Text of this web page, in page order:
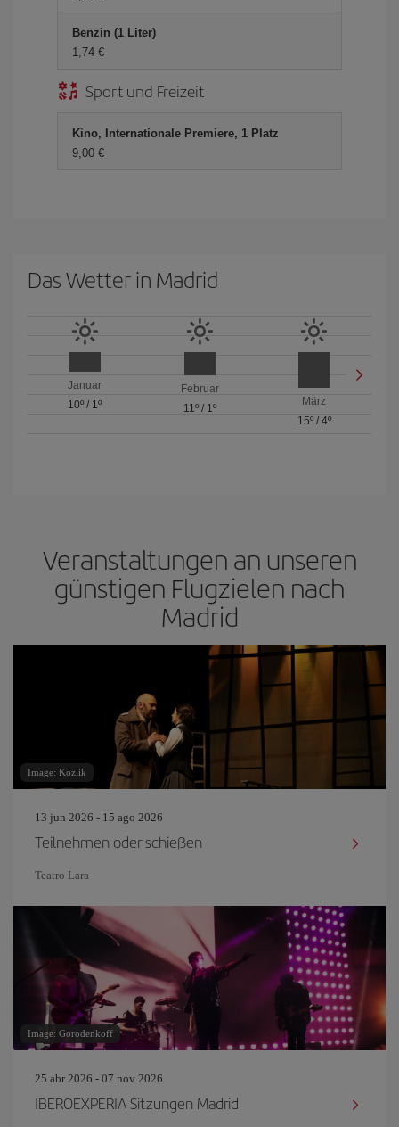
Benzin (1 Liter)
1,74 €
Sport und Freizeit
Kino, Internationale Premiere, 1 Platz
9,00 €
Das Wetter in Madrid
Januar
10º / 1º
Februar
11º/ 1º
März
15º/ 4º
Veranstaltungen an unseren
günstigen Flugzielen nach
Madrid
Image: Kozlik
13 jun 2026 - 15 ago 2026
Teilnehmen oder schießen
Teatro Lara
Image: Gorodenkoff
25 abr 2026 - 07 nov 2026
IBEROEXPERIA Sitzungen Madrid